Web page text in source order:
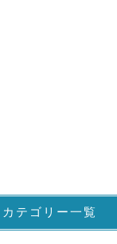
カテゴリー一覧